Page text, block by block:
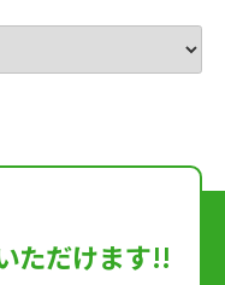
ただけます!!